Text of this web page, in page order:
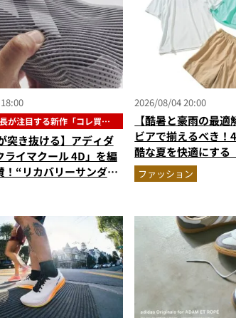
が注目する新作「コレ買い
突き抜ける】アディダ
ライマクール 4D」を編
！“リカバリーサンダル
2026/08/04 20:00
【酷暑と豪雨の最
ビアで揃えるべき
酷な夏を快適にする
エア」セットアップ
ファッション